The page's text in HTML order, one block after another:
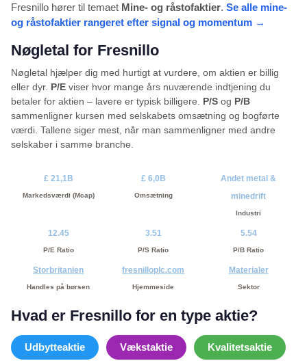
Fresnillo hører til temaet Mine- og råstofaktier. Se alle mine-
og råstofaktier rangeret efter signal og momentum →
Nøgletal for Fresnillo
Nøgletal hjælper dig med hurtigt at vurdere, om aktien er billig
eller dyr. P/E viser hvor mange års nuværende indtjening du
betaler for aktien – lavere er typisk billigere. P/S og P/B
sammenligner kursen med selskabets omsætning og bogførte
værdi. Tallene siger mest, når man sammenligner med andre
selskaber i samme branche.
£ 21,1B
Markedsværdi (Mcap)
£ 6,0B
Omsætning
Andet metal &
minedrift
Industri
12.45
P/E Ratio
3.51
P/S Ratio
5.54
P/B Ratio
Storbritanien
Handles på børsen
fresnilloplc.com
Hjemmeside
Materialer
Sektor
Hvad er Fresnillo for en type aktie?
Udbytteaktie Vækstaktie Kvalitetsaktie